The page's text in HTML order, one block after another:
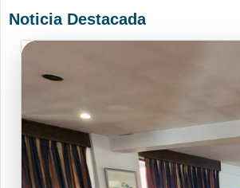
Noticia Destacada